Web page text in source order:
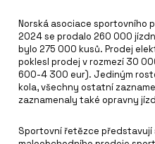
Norská asociace sportovního
2024 se prodalo 260 000
bylo 275 000 kusů. Prodej
poklesl prodej v rozmezí 30
600-4 300 eur). Jediným
kola, všechny ostatní
zaznamenaly také opravny
Sportovní řetězce